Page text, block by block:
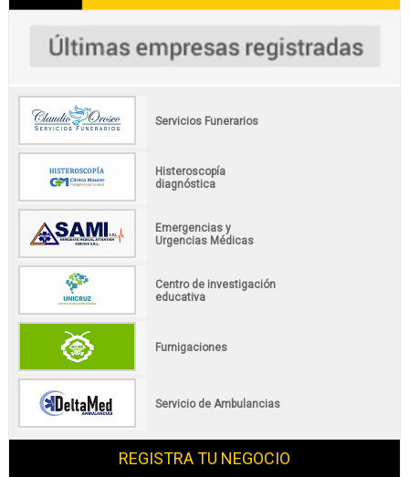
Servicios Funerarios
Histeroscopía
diagnóstica
Emergencias y
Urgencias Médicas
Centro de investigación
educativa
Fumigaciones
Servicio de Ambulancias
REGISTRA TU NEGOCIO